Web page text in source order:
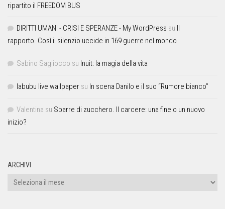
ripartito il FREEDOM BUS
DIRITTI UMANI - CRISI E SPERANZE - My WordPress su Il
rapporto. Così il silenzio uccide in 169 guerre nel mondo
Sabino Sagliocco su Inuit: la magia della vita
labubu live wallpaper su In scena Danilo e il suo “Rumore bianco”
Valentina su Sbarre di zucchero. Il carcere: una fine o un nuovo
inizio?
ARCHIVI